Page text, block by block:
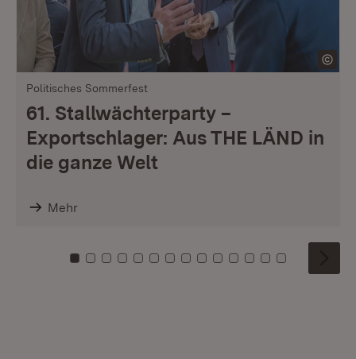
Politisches Sommerfest
61. Stallwächterparty –
Exportschlager: Aus THE LÄND in
die ganze Welt
Mehr
Zu Kachel: 0
Zu Kachel: 1
Zu Kachel: 2
Zu Kachel: 3
Zu Kachel: 4
Zu Kachel: 5
Zu Kachel: 6
Zu Kachel: 7
Zu Kachel: 8
Zu Kachel: 9
Zu Kachel: 10
Zu Kachel: 11
Zu Kachel: 12
Zu Kachel: